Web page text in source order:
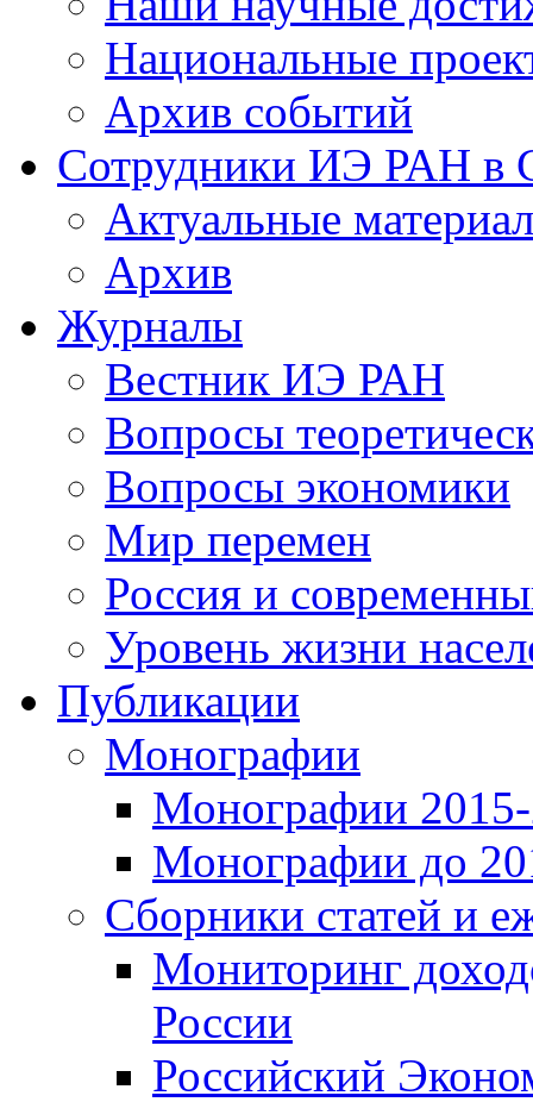
Национальные
Архив событий
Сотрудники ИЭ РАН
Актуальные
Архив
Журналы
Вестник ИЭ РАН
Вопросы
Вопросы экономики
Мир перемен
Россия и
Уровень жизни
Публикации
Монографии
Монографии 2015-
Монографии до
Сборники статей и
Мониторинг
России
Российский